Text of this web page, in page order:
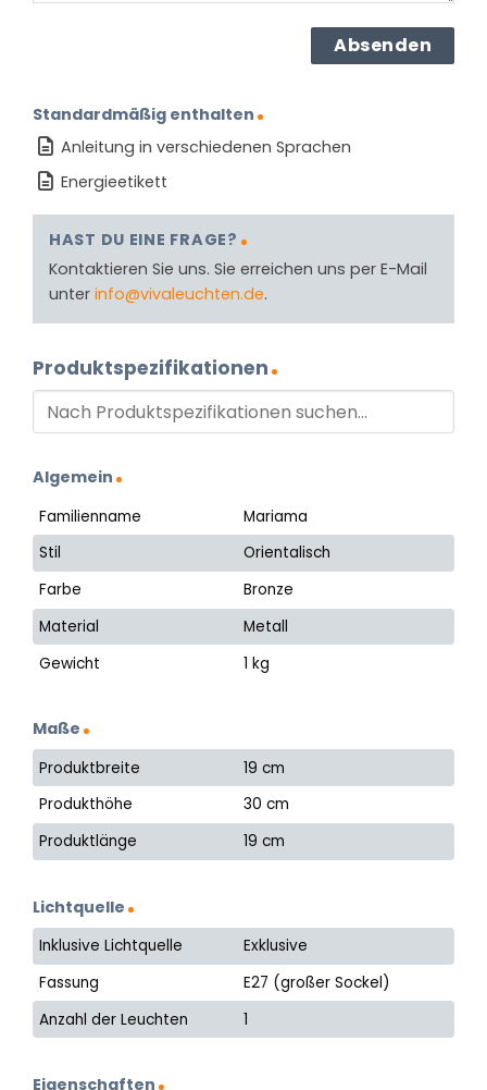
Standardmäßig enthalten
Anleitung in verschiedenen Sprachen
Energieetikett
HAST DU EINE FRAGE?
Kontaktieren Sie uns. Sie erreichen uns per E-Mail
unter info@vivaleuchten.de.
Produktspezifikationen
Algemein
Familienname
Mariama
Stil
Orientalisch
Farbe
Bronze
Material
Metall
Gewicht
1 kg
Maße
Produktbreite
19 cm
Produkthöhe
30 cm
Produktlänge
19 cm
Lichtquelle
Inklusive Lichtquelle
Exklusive
Fassung
E27 (großer Sockel)
Anzahl der Leuchten
1
Eigenschaften